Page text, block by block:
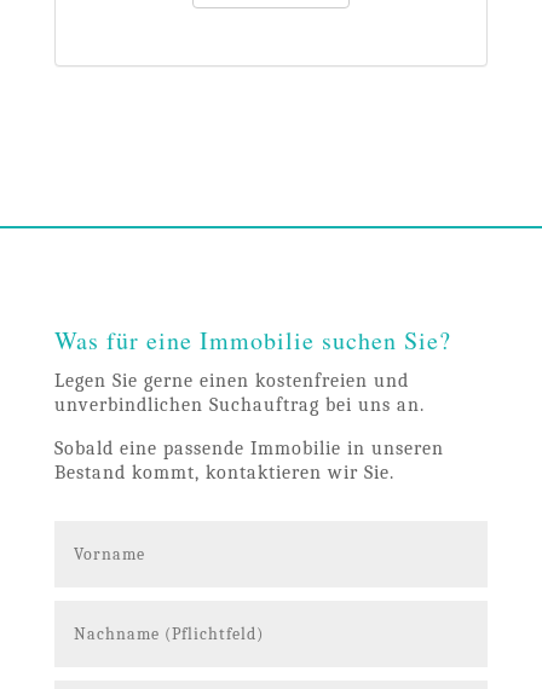
Was für eine Immobilie suchen Sie?
Legen Sie gerne einen kostenfreien und
unverbindlichen Suchauftrag bei uns an.
Sobald eine passende Immobilie in unseren
Bestand kommt, kontaktieren wir Sie.